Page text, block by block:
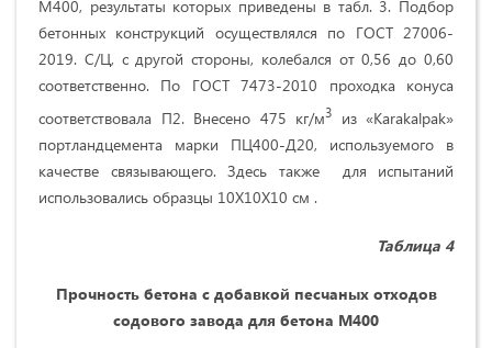
М400, результаты которых приведены в табл. 3. Подбор
бетонных конструкций осуществлялся по ГОСТ 27006-
2019. С/Ц, с другой стороны, колебался от 0,56 до 0,60
соответственно. По ГОСТ 7473-2010 проходка конуса
соответствовала П2. Внесено 475 кг/м3 из «Karakalpak»
портландцемента марки ПЦ400-Д20, используемого в
качестве связывающего. Здесь также для испытаний
использовались образцы 10Х10Х10 см .
Таблица 4
Прочность бетона с добавкой песчаных отходов
содового завода для бетона М400